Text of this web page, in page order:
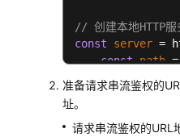
// 创建本地HTTP服
const
server =
const
path
    res.
    res.
准备请求串流鉴权的
址。
请求串流鉴权的URL